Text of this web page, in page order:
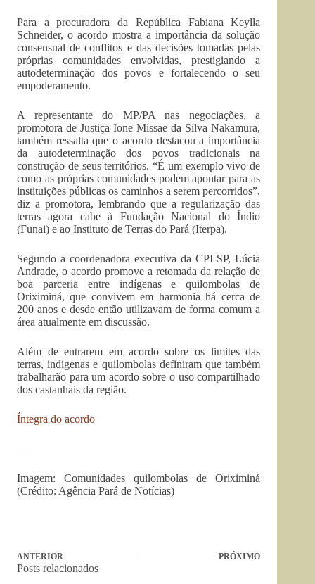
Para a procuradora da República Fabiana Keylla
Schneider, o acordo mostra a importância da solução
consensual de conflitos e das decisões tomadas pelas
próprias comunidades envolvidas, prestigiando a
autodeterminação dos povos e fortalecendo o seu
empoderamento.
A representante do MP/PA nas negociações, a
promotora de Justiça Ione Missae da Silva Nakamura,
também ressalta que o acordo destacou a importância
da autodeterminação dos povos tradicionais na
construção de seus territórios. “É um exemplo vivo de
como as próprias comunidades podem apontar para as
instituições públicas os caminhos a serem percorridos”,
diz a promotora, lembrando que a regularização das
terras agora cabe à Fundação Nacional do Índio
(Funai) e ao Instituto de Terras do Pará (Iterpa).
Segundo a coordenadora executiva da CPI-SP, Lúcia
Andrade, o acordo promove a retomada da relação de
boa parceria entre indígenas e quilombolas de
Oriximiná, que convivem em harmonia há cerca de
200 anos e desde então utilizavam de forma comum a
área atualmente em discussão.
Além de entrarem em acordo sobre os limites das
terras, indígenas e quilombolas definiram que também
trabalharão para um acordo sobre o uso compartilhado
dos castanhais da região.
Íntegra do acordo
—
Imagem: Comunidades quilombolas de Oriximiná
(Crédito: Agência Pará de Notícias)
ANTERIOR PRÓXIMO
Posts relacionados